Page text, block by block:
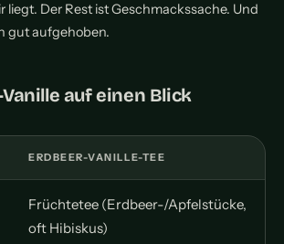
liegt. Der Rest ist Geschmackssache. Und
gut aufgehoben.
auf einen Blick
ERDBEER-VANILLE-TEE
Früchtetee (Erdbeer-/Apfelstücke,
oft Hibiskus)